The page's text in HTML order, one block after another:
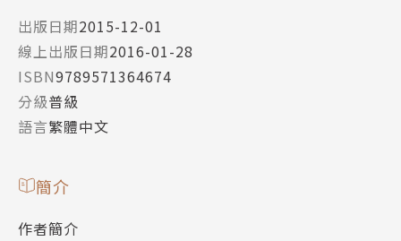
出版日期2015-12-01
線上出版日期2016-01-28
ISBN9789571364674
分級普級
語言繁體中文
簡介
作者簡介